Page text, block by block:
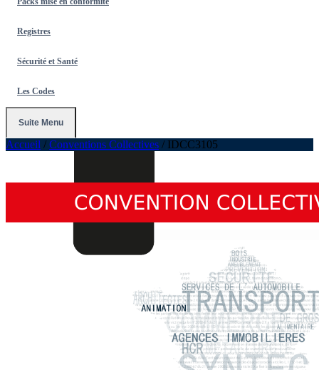
Registres
Sécurité et Santé
Les Codes
Suite Menu
Accueil / Conventions Collectives / IDCC3105